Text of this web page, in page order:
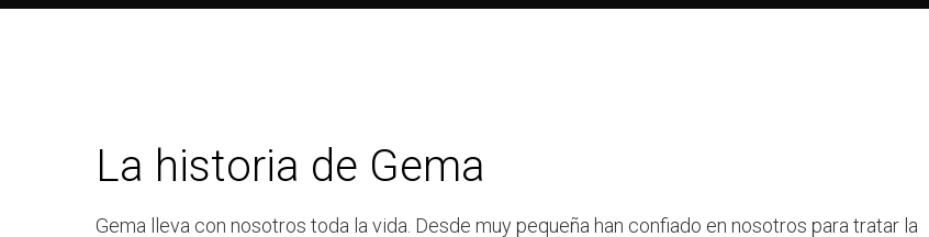
La historia de Gema
Gema lleva con nosotros toda la vida. Desde muy pequeña han confiado en nosotros para tratar la